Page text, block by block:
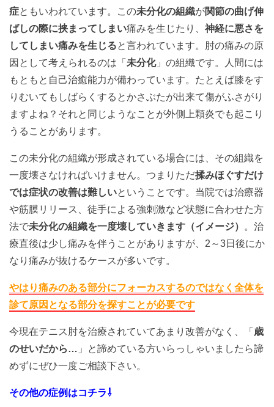
症ともいわれています。この未分化の組織が関節の曲げ伸
ばしの際に挟まってしまい痛みを生じたり、 神経に悪さを
してしまい痛みを生じると言われています。肘の痛みの原
因として考えられるのは「 未分化」の組織です。人間には
もともと自己治癒能力が備わっています。たとえば膝をす
りむいてもしばらくするとかさぶたが出来て傷がふさがり
ますよね？それと同じようなことが外側上顆炎でも起こり
うることがあります。
この未分化の組織が形成されている場合には、その組織を
一度壊さなければいけません。つまりただ揉みほぐすだけ
では症状の改善は難しいということです。当院では治療器
や筋膜リリース、徒手による強刺激など状態に合わせた方
法で未分化の組織を一度壊していきます（イメージ）
。治
療直後は少し痛みを伴うことがありますが、2～3日後にか
なり痛みが抜けるケースが多いです。
やはり痛みのある部分にフォーカスするのではなく 全体を
診て原因となる部分を探すことが必要です
今現在テニス肘を治療されていてあまり改善がなく、「 歳
のせいだから… 」と諦めている方いらっしゃいましたら諦
めずにぜひ一度ご相談下さい。
その他の症例はコチラ⇩